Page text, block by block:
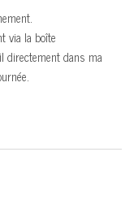
via la boîte
directement dans ma